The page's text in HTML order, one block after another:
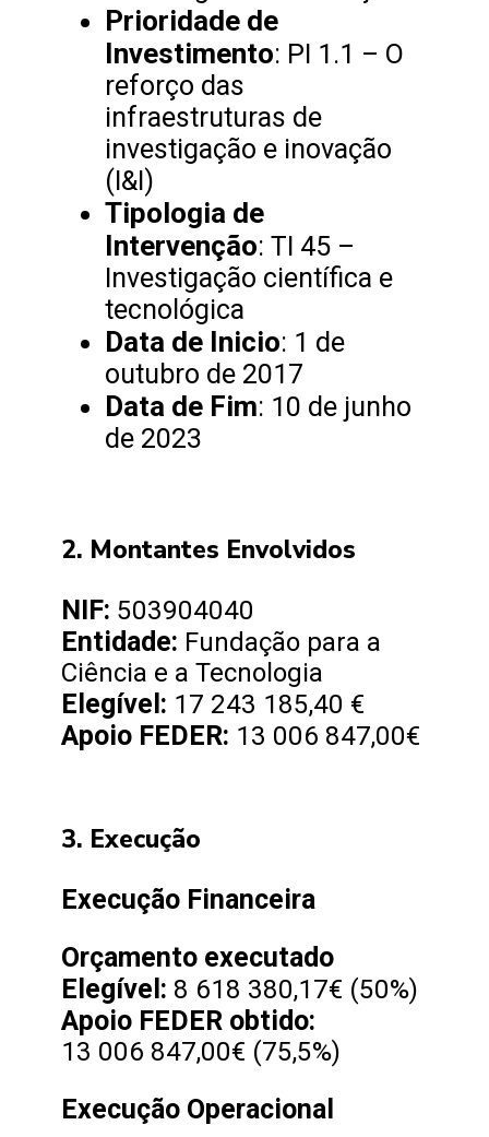
Prioridade de
Investimento: PI 1.1 – O
reforço das
infraestruturas de
investigação e inovação
(I&I)
Tipologia de
Intervenção: TI 45 –
Investigação científica e
tecnológica
Data de Inicio: 1 de
outubro de 2017
Data de Fim: 10 de junho
de 2023
2. Montantes Envolvidos
NIF: 503904040
Entidade: Fundação para a
Ciência e a Tecnologia
Elegível: 17 243 185,40 €
Apoio FEDER: 13 006 847,00€
3. Execução
Execução Financeira
Orçamento executado
Elegível: 8 618 380,17€ (50%)
Apoio FEDER obtido:
13 006 847,00€ (75,5%)
Execução Operacional